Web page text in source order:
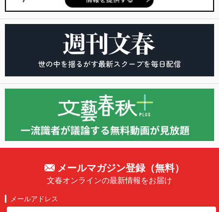
メールマガジン登録（無料）
文春オンラインの最新情報をお届け
メールアドレス